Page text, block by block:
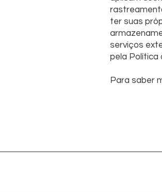
ter suas
serviços
pela Política
Para saber